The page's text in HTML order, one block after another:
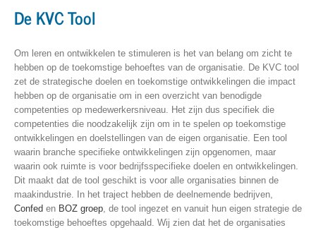
De KVC Tool
Om leren en ontwikkelen te stimuleren is het van belang om zicht te
hebben op de toekomstige behoeftes van de organisatie. De KVC tool
zet de strategische doelen en toekomstige ontwikkelingen die impact
hebben op de organisatie om in een overzicht van benodigde
competenties op medewerkersniveau. Het zijn dus specifiek die
competenties die noodzakelijk zijn om in te spelen op toekomstige
ontwikkelingen en doelstellingen van de eigen organisatie. Een tool
waarin branche specifieke ontwikkelingen zijn opgenomen, maar
waarin ook ruimte is voor bedrijfsspecifieke doelen en ontwikkelingen.
Dit maakt dat de tool geschikt is voor alle organisaties binnen de
maakindustrie. In het traject hebben de deelnemende bedrijven,
Confed en BOZ groep , de tool ingezet en vanuit hun eigen strategie de
toekomstige behoeftes opgehaald. Wij zien dat het de organisaties